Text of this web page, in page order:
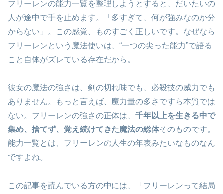
フリーレンの能力一覧を整理しようとすると、だいたいの
人が途中で手を止めます。「多すぎて、何が強みなのか分
からない」。この感覚、ものすごく正しいです。なぜなら
フリーレンという魔法使いは、“一つの尖った能力”で語る
こと自体がズレている存在だから。
彼女の魔法の強さは、剣の切れ味でも、必殺技の威力でも
ありません。もっと言えば、魔力量の多さですら本質では
ない。フリーレンの強さの正体は、 千年以上を生きる中で
集め、捨てず、覚え続けてきた魔法の総体そのものです。
能力一覧とは、フリーレンの人生の年表みたいなものなん
ですよね。
この記事を読んでいる方の中には、「フリーレンって結局